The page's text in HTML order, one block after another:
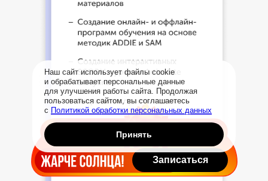
Записаться
Принять
Наш сайт использует файлы cookie
и обрабатывает персональные данные
для улучшения работы сайта. Продолжая
пользоваться сайтом, вы соглашаетесь
с Политикой обработки персональных данных